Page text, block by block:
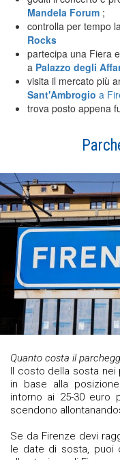
Mandela Forum ;
controlla per tempo
Rocks
partecipa una Fiera
a Palazzo degli
visita il mercato più
Sant'Ambrogio a
trova posto appena
Quanto costa il
Il costo della sosta
in base alla
intorno ai 25-30 euro
scendono
Se da Firenze devi
le date di sosta, puoi